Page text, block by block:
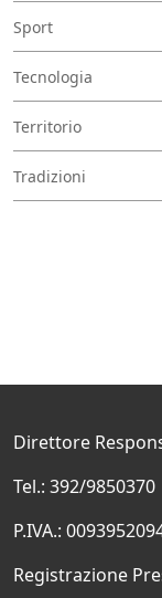
Sport
Tecnologia
Territorio
Tradizioni
Direttore
Tel.: 392/9850370
P.IVA.:
Registrazione